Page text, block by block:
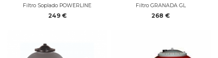
Filtro Soplado POWERLINE
249 €
Filtro GRANADA GL
268 €